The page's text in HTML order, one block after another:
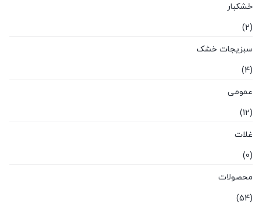
خشکبار
(2)
سبزیجات خشک
(4)
عمومی
(12)
غلات
(0)
محصولات
(54)